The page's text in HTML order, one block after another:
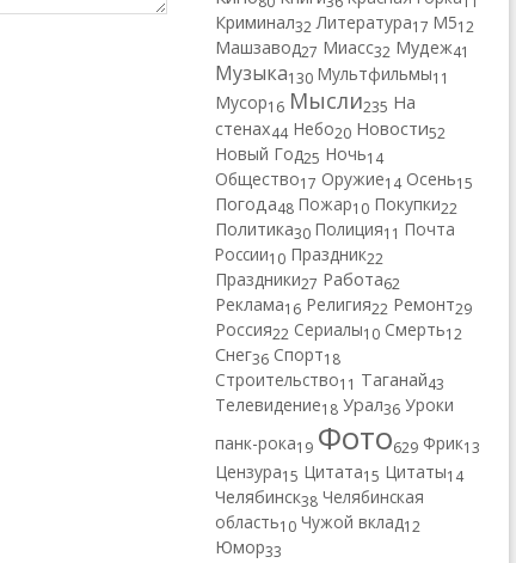
Криминал32 Литература17 М512
Машзавод27 Миасс32 Мудеж41
Музыка130 Мультфильмы11
Мусор16 Мысли235 На
стенах44 Небо20 Новости52
Новый Год25 Ночь14
Общество17 Оружие14 Осень15
Погода48 Пожар10 Покупки22
Политика30 Полиция11 Почта
России10 Праздник22
Праздники27 Работа62
Реклама16 Религия22 Ремонт29
Россия22 Сериалы10 Смерть12
Снег36 Спорт18
Строительство11 Таганай43
Телевидение18 Урал36 Уроки
панк-рока19 Фото629 Фрик13
Цензура15 Цитата15 Цитаты14
Челябинск38 Челябинская
область10 Чужой вклад12
Юмор33